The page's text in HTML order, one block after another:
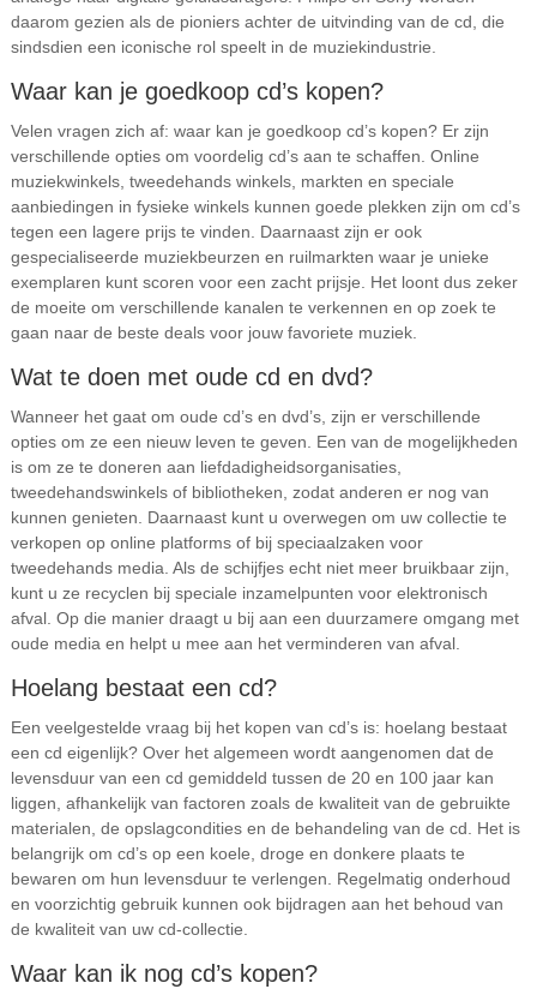
daarom gezien als de pioniers achter de uitvinding van de cd, die
sindsdien een iconische rol speelt in de muziekindustrie.
Waar kan je goedkoop cd’s kopen?
Velen vragen zich af: waar kan je goedkoop cd’s kopen? Er zijn
verschillende opties om voordelig cd’s aan te schaffen. Online
muziekwinkels, tweedehands winkels, markten en speciale
aanbiedingen in fysieke winkels kunnen goede plekken zijn om cd’s
tegen een lagere prijs te vinden. Daarnaast zijn er ook
gespecialiseerde muziekbeurzen en ruilmarkten waar je unieke
exemplaren kunt scoren voor een zacht prijsje. Het loont dus zeker
de moeite om verschillende kanalen te verkennen en op zoek te
gaan naar de beste deals voor jouw favoriete muziek.
Wat te doen met oude cd en dvd?
Wanneer het gaat om oude cd’s en dvd’s, zijn er verschillende
opties om ze een nieuw leven te geven. Een van de mogelijkheden
is om ze te doneren aan liefdadigheidsorganisaties,
tweedehandswinkels of bibliotheken, zodat anderen er nog van
kunnen genieten. Daarnaast kunt u overwegen om uw collectie te
verkopen op online platforms of bij speciaalzaken voor
tweedehands media. Als de schijfjes echt niet meer bruikbaar zijn,
kunt u ze recyclen bij speciale inzamelpunten voor elektronisch
afval. Op die manier draagt u bij aan een duurzamere omgang met
oude media en helpt u mee aan het verminderen van afval.
Hoelang bestaat een cd?
Een veelgestelde vraag bij het kopen van cd’s is: hoelang bestaat
een cd eigenlijk? Over het algemeen wordt aangenomen dat de
levensduur van een cd gemiddeld tussen de 20 en 100 jaar kan
liggen, afhankelijk van factoren zoals de kwaliteit van de gebruikte
materialen, de opslagcondities en de behandeling van de cd. Het is
belangrijk om cd’s op een koele, droge en donkere plaats te
bewaren om hun levensduur te verlengen. Regelmatig onderhoud
en voorzichtig gebruik kunnen ook bijdragen aan het behoud van
de kwaliteit van uw cd-collectie.
Waar kan ik nog cd’s kopen?